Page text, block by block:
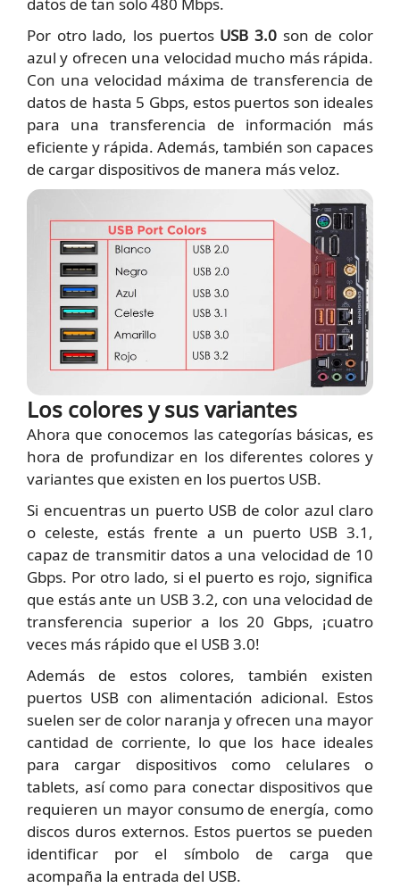
Por otro lado, los puertos USB 3.0 son de color
azul y ofrecen una velocidad mucho más rápida.
Con una velocidad máxima de transferencia de
datos de hasta 5 Gbps, estos puertos son ideales
para una transferencia de información más
eficiente y rápida. Además, también son capaces
de cargar dispositivos de manera más veloz.
Los colores y sus variantes
Ahora que conocemos las categorías básicas, es
hora de profundizar en los diferentes colores y
variantes que existen en los puertos USB.
Si encuentras un puerto USB de color azul claro
o celeste, estás frente a un puerto USB 3.1,
capaz de transmitir datos a una velocidad de 10
Gbps. Por otro lado, si el puerto es rojo, significa
que estás ante un USB 3.2, con una velocidad de
transferencia superior a los 20 Gbps, ¡cuatro
veces más rápido que el USB 3.0!
Además de estos colores, también existen
puertos USB con alimentación adicional. Estos
suelen ser de color naranja y ofrecen una mayor
cantidad de corriente, lo que los hace ideales
para cargar dispositivos como celulares o
tablets, así como para conectar dispositivos que
requieren un mayor consumo de energía, como
discos duros externos. Estos puertos se pueden
identificar por el símbolo de carga que
acompaña la entrada del USB.